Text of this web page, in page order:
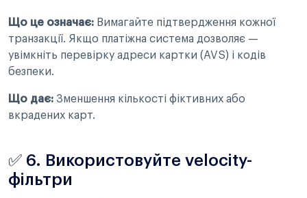
Що це означає: Вимагайте підтвердження кожної
транзакції. Якщо платіжна система дозволяє —
увімкніть перевірку адреси картки (AVS) і кодів
безпеки.
Що дає: Зменшення кількості фіктивних або
вкрадених карт.
✅ 6. Використовуйте velocity-
фільтри